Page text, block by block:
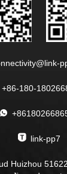
+86-180-
link-pp7
Huizhou